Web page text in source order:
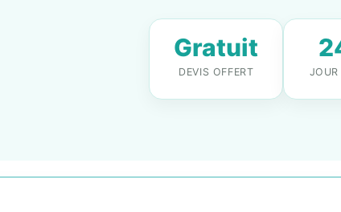
Gratuit
DEVIS OFFERT